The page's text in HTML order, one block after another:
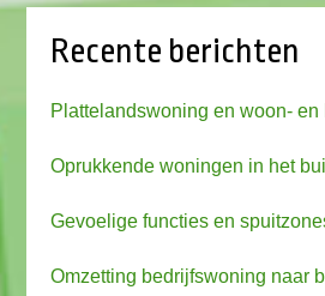
Recente berichten
Plattelandswoning en woon- en
Oprukkende woningen in het
Gevoelige functies en
Omzetting bedrijfswoning naar